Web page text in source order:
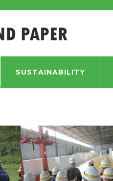
SUSTAINABILITY